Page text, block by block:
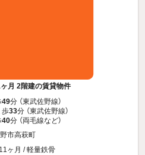
月 2階建の賃貸物件
49分 （東武佐野線）
歩33分 （東武佐野線）
40分 （両毛線など）
市高萩町
ヶ月 / 軽量鉄骨